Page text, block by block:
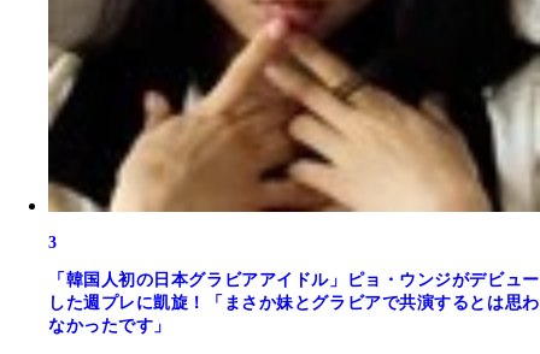
3
「韓国人初の日本グラビアアイドル」ピョ・ウンジがデビュー
した週プレに凱旋！「まさか妹とグラビアで共演するとは思わ
なかったです」